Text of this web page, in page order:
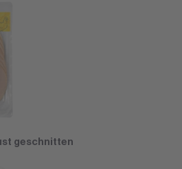
geschnitten